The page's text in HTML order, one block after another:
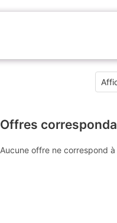
Offres
Aucune offre ne correspond